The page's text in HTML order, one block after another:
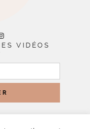
VIDÉOS
: